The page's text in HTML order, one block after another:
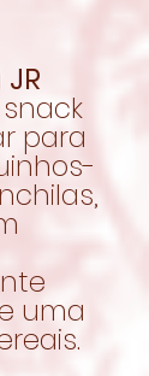
para
uma